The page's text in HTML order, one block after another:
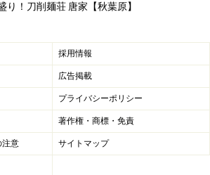
り！刀削麺荘 唐家【秋葉原】
採用情報
広告掲載
プライバシーポリシー
著作権・商標・免責
注意 サイトマップ